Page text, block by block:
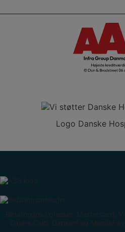
Logo Danske
Betalingsmuligheder: Mastercard,
Diners Club, Dankort og MobilePay.